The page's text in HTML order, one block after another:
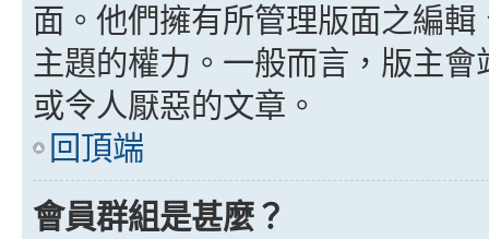
面。他們擁有所管理版面之編
主題的權力。一般而言，版主
或令人厭惡的文章。
回頂端
會員群組是甚麼？